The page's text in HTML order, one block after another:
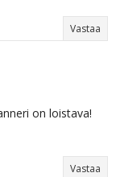
Vastaa
on loistava!
Vastaa